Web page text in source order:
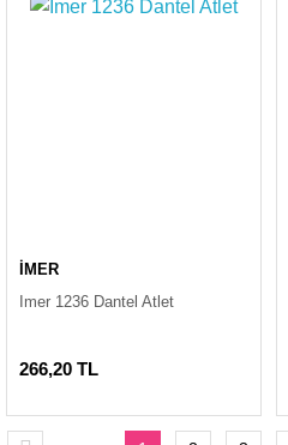
İMER
Imer 1236 Dantel Atlet
266,20 TL